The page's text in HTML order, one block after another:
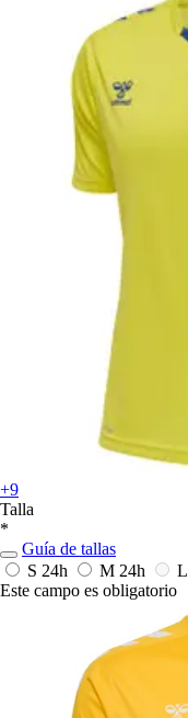
+9
Talla
*
Guía de tallas
S 24h M 24h L
Este campo es obligatorio